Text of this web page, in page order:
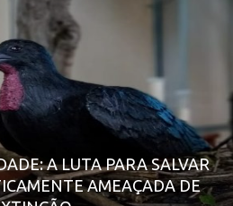
A LUTA PARA SALVAR
AMEAÇADA DE